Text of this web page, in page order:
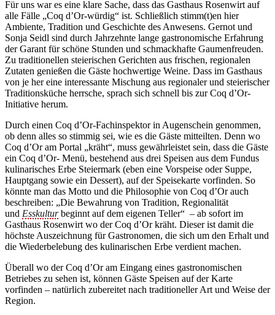
Für uns war es eine klare Sache, dass das Gasthaus Rosenwirt auf
alle Fälle „Coq d’Or-würdig“ ist. Schließlich stimm(t)en hier
Ambiente, Tradition und Geschichte des Anwesens. Gernot und
Sonja Seidl sind durch Jahrzehnte lange gastronomische Erfahrung
der Garant für schöne Stunden und schmackhafte Gaumenfreuden.
Zu traditionellen steierischen Gerichten aus frischen, regionalen
Zutaten genießen die Gäste hochwertige Weine. Dass im Gasthaus
von je her eine interessante Mischung aus regionaler und steierischer
Traditionsküche herrsche, sprach sich schnell bis zur Coq d’Or-
Initiative herum.
Durch einen Coq d’Or-Fachinspektor in Augenschein genommen,
ob denn alles so stimmig sei, wie es die Gäste mitteilten. Denn wo
Coq d’Or am Portal „kräht“, muss gewährleistet sein, dass die Gäste
ein Coq d’Or- Menü, bestehend aus drei Speisen aus dem Fundus
kulinarisches Erbe Steiermark (eben eine Vorspeise oder Suppe,
Hauptgang sowie ein Dessert), auf der Speisekarte vorfinden. So
könnte man das Motto und die Philosophie von Coq d’Or auch
beschreiben: „Die Bewahrung von Tradition, Regionalität
und Esskulturbeginnt auf dem eigenen Teller“ – ab sofort im
Gasthaus Rosenwirt wo der Coq d’Or kräht. Dieser ist damit die
höchste Auszeichnung für Gastronomen, die sich um den Erhalt und
die Wiederbelebung des kulinarischen Erbe verdient machen.
Überall wo der Coq d’Or am Eingang eines gastronomischen
Betriebes zu sehen ist, können Gäste Speisen auf der Karte
vorfinden – natürlich zubereitet nach traditioneller Art und Weise der
Region.